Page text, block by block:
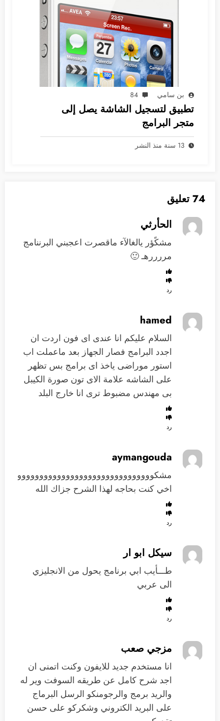
بن سامي 84
تطبيق لتسجيل الشاشة يصل إلى
متجر البرامج
13 سنة منذ النشر
74 تعليق
الحأرثي
مشكًؤر يالغالآء ماقصرت اعجبني البرننامج
مررررهـ 🙂
رد
hamed
السلام عليكم انا عندى اى فون اردت ان
اجدد البرامج فصار الجهاز بعد ماعملت اب
استور موراضى ياخذ اى برامج بس تظهر
على الشاشه علامة الاى تون صورة الكيبل
بى مهندس مضبوط ترى انا خارج البلد
رد
aymangouda
اخي كنت بحاجه لهذا الشرح جزاك الله
رد
سيكل ابو ار
طـــأيب ابي برنامج يحول من الانجليزي
الى عربي
رد
مزجي صعب
انا مستخدم جديد للايفون وكنت اتمنى ان
اجد شرح كامل عن طريقه السوفت وير له
والريد برمج والرجومنكو الرسل البرماج
على البريد الكتروني وشكركو على حسن